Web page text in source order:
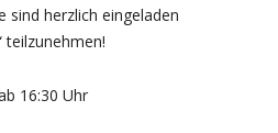
sind herzlich eingeladen
teilzunehmen!
16:30 Uhr